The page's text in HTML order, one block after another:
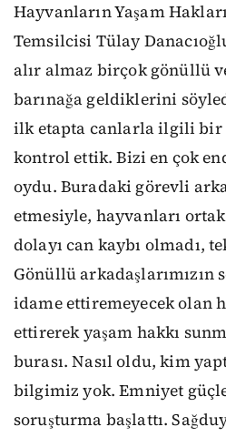
Hayvanların Yaşam
Temsilcisi Tülay
alır almaz birçok gönüllü
barınağa geldiklerini
ilk etapta canlarla ilgili bir
kontrol ettik. Bizi en çok
oydu. Buradaki görevli
etmesiyle, hayvanları
dolayı can kaybı olmadı,
Gönüllü arkadaşlarımızın
idame ettiremeyecek olan
ettirerek yaşam hakkı
burası. Nasıl oldu, kim
bilgimiz yok. Emniyet
soruşturma başlattı.